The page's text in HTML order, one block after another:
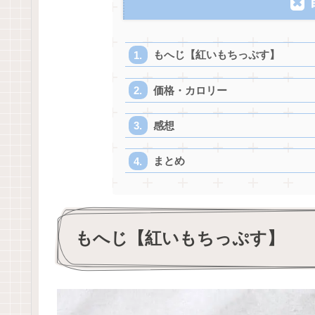
もへじ【紅いもちっぷす】
価格・カロリー
感想
まとめ
もへじ【紅いもちっぷす】